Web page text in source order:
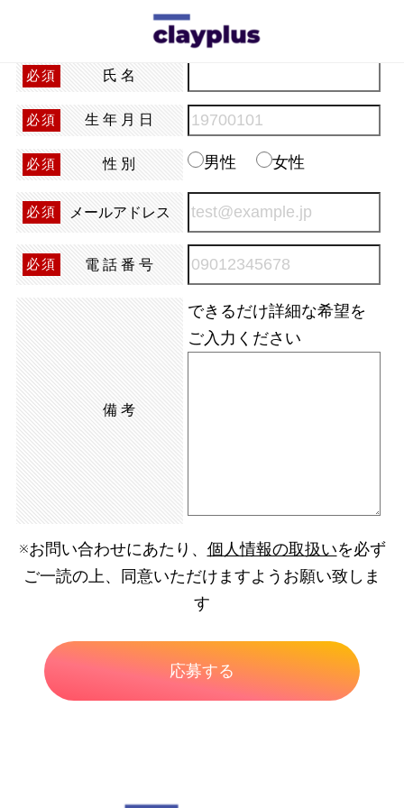
イベント名 無料転職相談受付中!
必須 氏名
必須 生年月日
必須 性別 男性 女性
必須 メールアドレス
必須 電話番号
備考
できるだけ詳細な希望を
ご入力ください
※お問い合わせにあたり、 個人情報の取扱いを必ず
ご一読の上、同意いただけますようお願い致しま
す